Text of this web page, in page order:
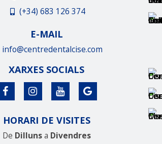
(+34) 683 126 374
E-MAIL
info@centredentalcise.com
XARXES SOCIALS
HORARI DE VISITES
De Dillunsa Divendres